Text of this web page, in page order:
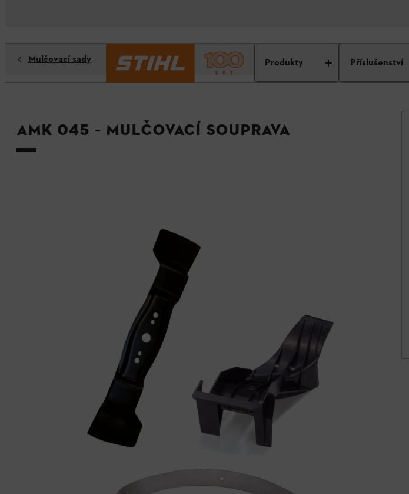
Produkty Příslušenství
Mulčovací sady
AMK 045 – Mulčovací souprava